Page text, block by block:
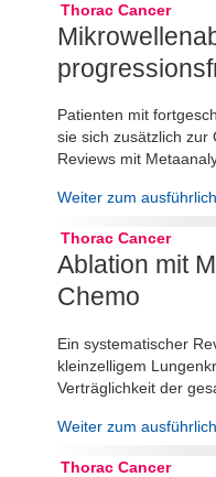
Thorac Cancer
Patienten mit
sie sich zusätzlich zur
Reviews mit
Weiter zum
Thorac Cancer
Ablation mit
Chemo
Ein systematischer
kleinzelligem
Verträglichkeit der
Weiter zum
Thorac Cancer